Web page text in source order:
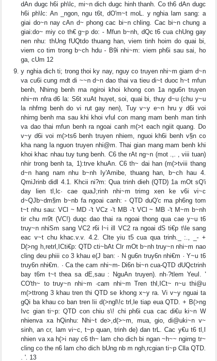
dAn dugc h6i ph\lc, mi~n dich dugc hinh thanh. Co th6 dAn dugc
h6i ph\lc: An _ngon, ngu t6t, dO'm~t moL. y nghia lam sang: a
giai do~n nay cAn d~ phong cac bi~n chling. Cac bi~n chung a
giai:do~ miy co th€ g~p do: - Mfun b~nh, dQc t6 cua chUng gay
nen nhu: thUng fUQtdo thuang han, viem tinh hoim do quai bi,
viem co tim trong b~ch hdu - B9i nhi~m: viem ph6i sau sai, ho
ga, cUm 12
y nghia dich ti; trong thoi ky nay, nguy co truyen nhi~m giarn d~n
va cu6i cung mdt di ~~n d~n dao thai va tieu di~t duoc h~t mfun
benh, Nhimg benh rna ngiroi khoi khong con 1a ngu6n truyen
nhi~m nfra d6 la: S6t xuAt huyet, soi, quai bi, thuy d~u (chu y~u
la nhfmg benh do vi rut gay nen), Tuy v~y e~n hru y d6i voi
nhirng benh rna sau khi khoi vful con mang mam benh man tinh
va dao thai mfun benh ra ngoai canh m(>t each ngiit quang. Do
v~y d6i voi m(>ts6 benh truyen nhiem, nguoi kh6i benh v§n co
kha nang la nguon truyen nhi@m. Thai gian mang mam benh khi
khoi khac nhau tuy tung benh. C6 the rAt ng~n (mot .,. , viii tuan)
nhir trong benh ta, 1):trve khuAn. C6 th~ dai han (m(>tviii thang
d~n hang nam nhu b~nh Iy'Amibe, thuang han, b~ch hau 4.
QmiJrinb didl 4.1. Khcii ni?m: Qua trinh dieh (QTD) 1a mOt sQ'i
day lien tl,lc· cae quaJ;rinh nhi~m trimg xen ke v6i vi~c
d~QJb~dm§m b~nb fa ngoai canh: - QTD duQ'c rna ph6ng tom
t~t nhu sau: VCl ~ MD -'t VCz -'t MB -'t VCl ~ MB -'t M~m b~nh
tir chu m9t (VC!) duqc dao thai ra ngoai thong qua cae y~u t6
truy~n nhiSm sang VC2 r6i l~i ill VC2 ra ngoai dS ti€p t\le sang
eac v~t chu khac.v.v. 4.2. Clte yiu t5 cua qua trinh._ :., _- +
D(>ng h,retrl,ICti€p: QTD cti~bAt Clr mOt b~nh truy~n nhi~m nao
cling deu phiii co 3 khau e(J ban: · N gu6n truy6n nhi€m · Y~u t6
truy6n nhi€m. · Ca the cam nhi~m- Di6n bi~n cua-QTD dUQctrinh
bay t6m t~t thea sa dE,sau : NguAn truyen). nh·?tlem YeuI. '
CO'th~ to truy~n nhi~m ·cam nhi~m Tren thl,ICt~ n~u thi@u
m(>ttrong 3 khau tren thi QTD se khong x~y ra. Vi v~y nguai ta
gQi ba khau co ban tren Iii d(>ngl\!c trl,le tiap eua QTD. + B(>ng
Ivc gian ti~p: QTD con chiu s\! chi ph6i cua cac di€u ki~n W
nhienva xa hQinhu: Nhi~t de>,d(>~m, mua, gio, di@uki~n v~
sinh, an cr, lam vi~c, t~p quan, trinh de) dan trL. Cac y€u t6 tl,I
nhien va xa h(>i nay c6 th~ lam cho dich bi ngan ~h~~ ngirng tr~
cling co the n6 lam cho dich bUng nb m ngh,rcgian ti~p Clla QTD.
. '. 13